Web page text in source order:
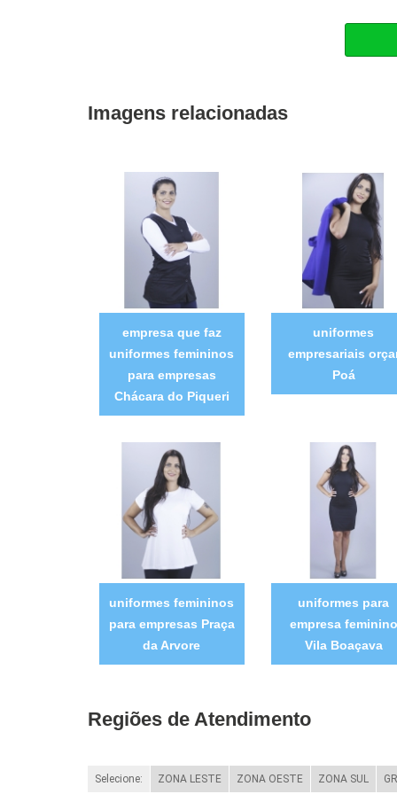
Imagens relacionadas
empresa que faz
uniformes femininos
para empresas
Chácara do Piqueri
uniformes
empresariais
Poá
uniformes femininos
para empresas Praça
da Arvore
uniformes para
empresa feminino
Vila Boaçava
Regiões de Atendimento
Selecione: ZONA LESTE ZONA OESTE ZONA SUL